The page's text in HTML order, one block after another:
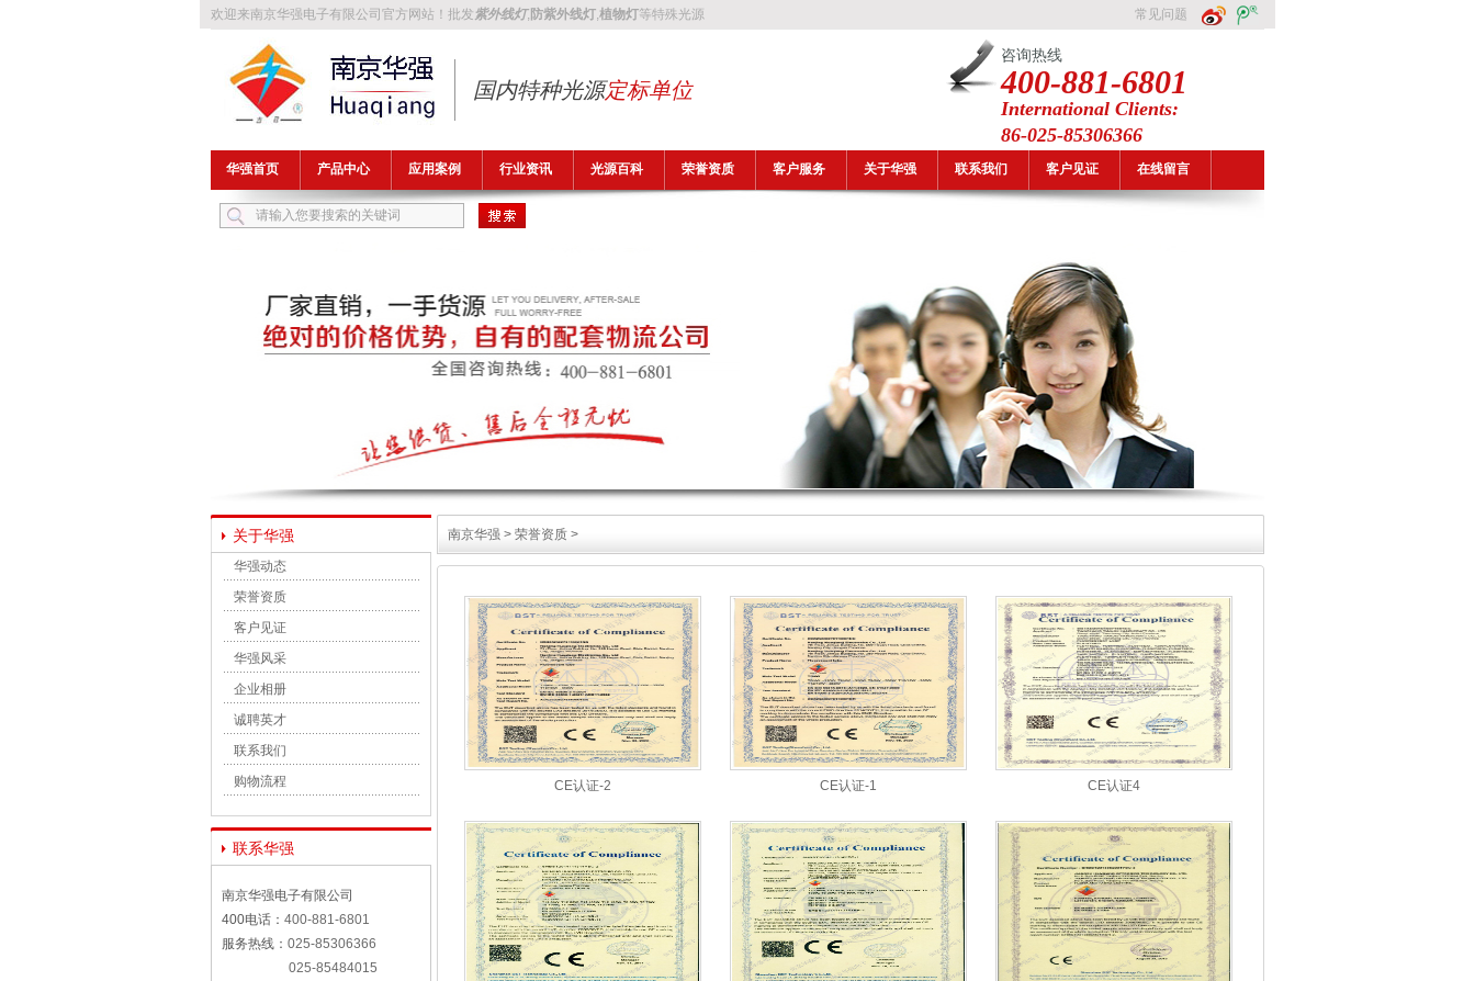
欢迎来南京华强电子有限公司官方网站！批发紫外线灯, 防紫外线灯,植物灯等特殊光源 常见问题
国内特种光源定标单位
咨询热线
400-881-6801
International Clients:
86-025-85306366
华强首页 产品中心 应用案例 行业资讯 光源百科 荣誉资质 客户服务 关于华强 联系我们 客户见证 在线留言
FLB1149T5UV32A-H1，H-FLB1700T5UV32A-H2
关于华强
华强动态
荣誉资质
客户见证
华强风采
企业相册
诚聘英才
联系我们
购物流程
联系华强
南京华强电子有限公司
400电话： 400-881-6801
服务热线： 025-85306366
025-85484015
南京华强 > 荣誉资质 >
CE认证-2 CE认证-1 CE认证4